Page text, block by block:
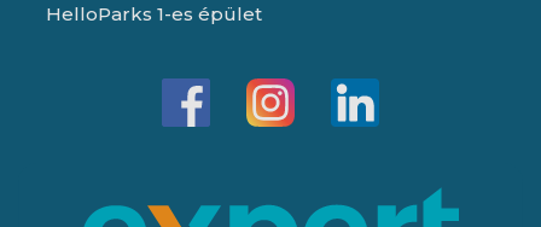
HelloParks 1-es épület